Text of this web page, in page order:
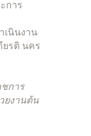
การ
นินงาน
ยรติ นคร
ชการ
ยงานต้น